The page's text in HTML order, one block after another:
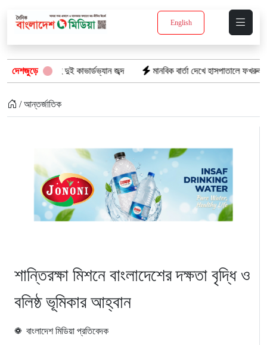
English
দেশজুড়ে
দুই কাভার্ডভ্যান জব্দ মানবিক বার্তা দেখে হাসপাতালে ফখরুল ইসলাম খান
/ আন্তর্জাতিক
শান্তিরক্ষা মিশনে বাংলাদেশের দক্ষতা বৃদ্ধি ও
বলিষ্ঠ ভূমিকার আহ্বান
বাংলাদেশ মিডিয়া প্রতিবেদক